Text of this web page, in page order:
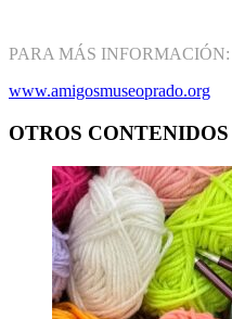
PARA MÁS INFORMACIÓN:
www.amigosmuseoprado.org
OTROS